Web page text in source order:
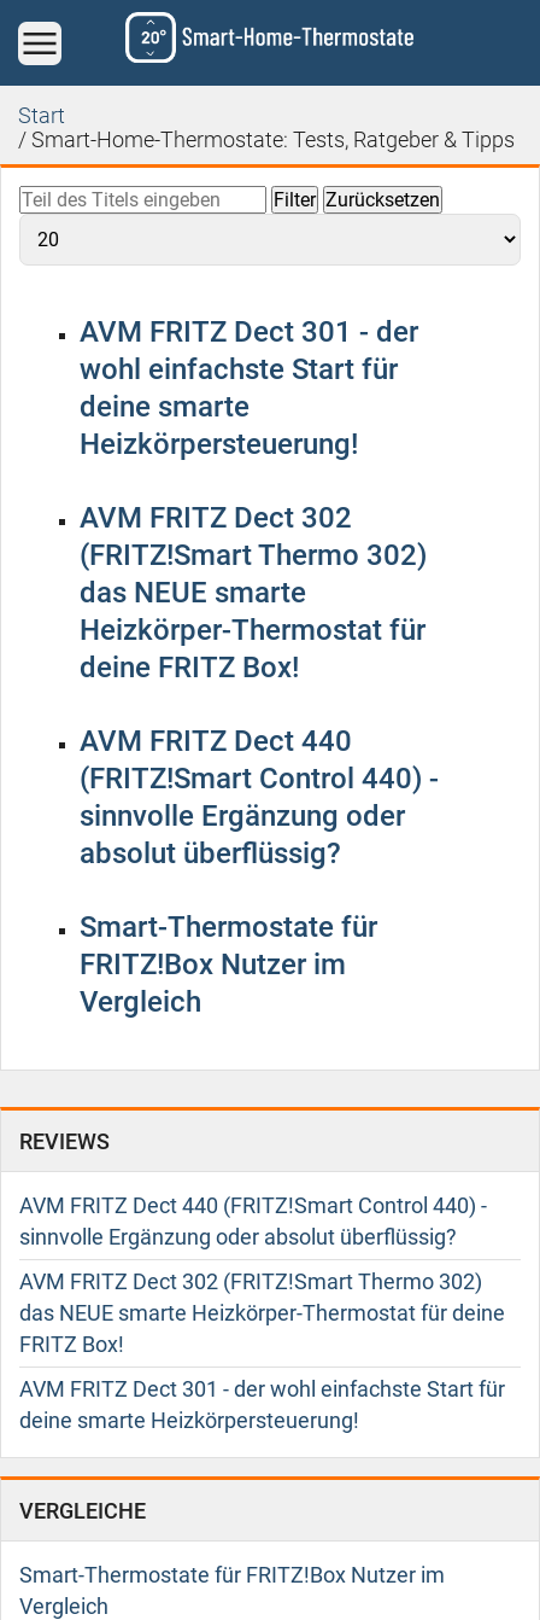
Start
Smart-Home-Thermostate: Tests, Ratgeber & Tipps
Filter Zurücksetzen
AVM FRITZ Dect 301 - der
wohl einfachste Start für
deine smarte
Heizkörpersteuerung!
AVM FRITZ Dect 302
(FRITZ!Smart Thermo 302)
das NEUE smarte
Heizkörper-Thermostat für
deine FRITZ Box!
AVM FRITZ Dect 440
(FRITZ!Smart Control 440) -
sinnvolle Ergänzung oder
absolut überflüssig?
Smart-Thermostate für
FRITZ!Box Nutzer im
Vergleich
REVIEWS
AVM FRITZ Dect 440 (FRITZ!Smart Control 440) -
sinnvolle Ergänzung oder absolut überflüssig?
AVM FRITZ Dect 302 (FRITZ!Smart Thermo 302)
das NEUE smarte Heizkörper-Thermostat für deine
FRITZ Box!
AVM FRITZ Dect 301 - der wohl einfachste Start für
deine smarte Heizkörpersteuerung!
VERGLEICHE
Smart-Thermostate für FRITZ!Box Nutzer im
Vergleich